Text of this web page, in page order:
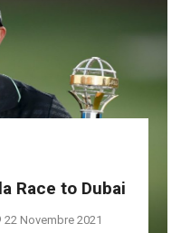
Race to Dubai
22 Novembre 2021